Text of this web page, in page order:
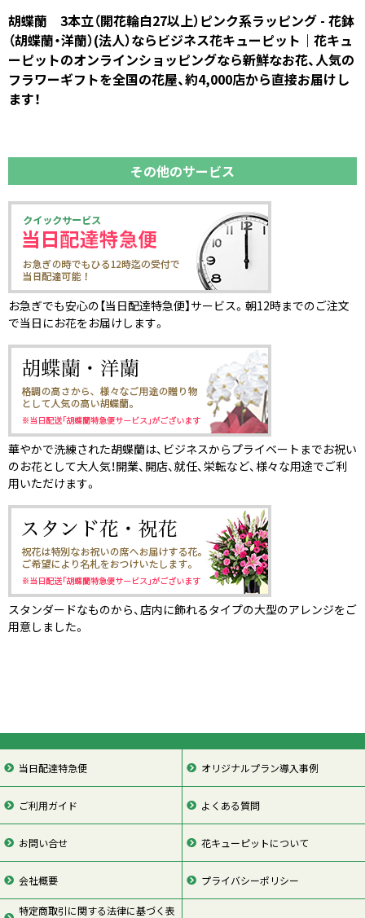
胡蝶蘭 3本立（開花輪白27以上）ピンク系ラッピング - 花鉢
（胡蝶蘭・洋蘭）(法人）ならビジネス花キューピット｜花キュ
ーピットのオンラインショッピングなら新鮮なお花、人気の
フラワーギフトを全国の花屋、約4,000店から直接お届けし
ます！
その他のサービス
お急ぎでも安心の【当日配達特急便】サービス。朝12時までのご注文
で当日にお花をお届けします。
華やかで洗練された胡蝶蘭は、ビジネスからプライベートまでお祝い
のお花として大人気！開業、開店、就任、栄転など、様々な用途でご利
用いただけます。
スタンダードなものから、店内に飾れるタイプの大型のアレンジをご
用意しました。
当日配達特急便 オリジナルプラン導入事例
ご利用ガイド よくある質問
お問い合せ 花キューピットについて
会社概要 プライバシーポリシー
特定商取引に関する法律に基づく表